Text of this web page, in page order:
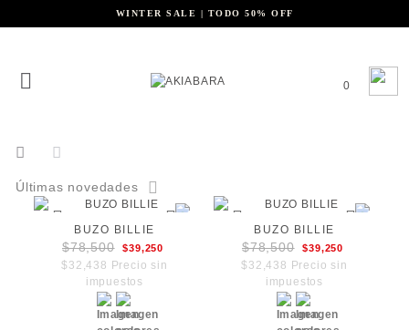
WINTER SALE | TODO 50% OFF
0
Últimas novedades
BUZO BILLIE
$78,500 $39,250
$32,438 Precio sin
impuestos
BUZO BILLIE
$78,500 $39,250
$32,438 Precio sin
impuestos